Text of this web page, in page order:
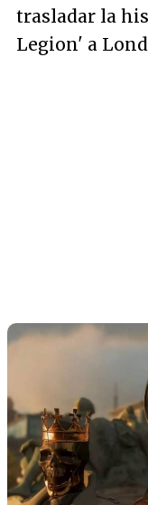
trasladar la
Legion' a